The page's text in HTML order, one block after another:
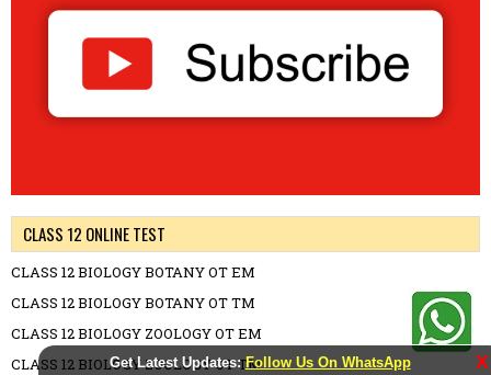
Get Latest Updates:Follow Us On WhatsApp X
CLASS 12 ONLINE TEST
CLASS 12 BIOLOGY BOTANY OT EM
CLASS 12 BIOLOGY BOTANY OT TM
CLASS 12 BIOLOGY ZOOLOGY OT EM
CLASS 12 BIOLOGY ZOOLOGY OT TM